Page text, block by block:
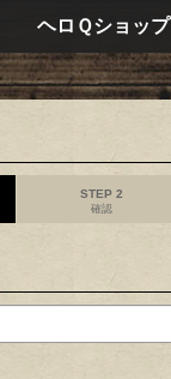
ヘロＱショップ
STEP 2
確認